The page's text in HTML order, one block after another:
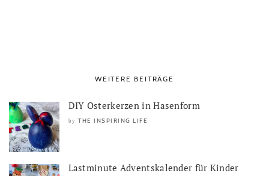
WEITERE BEITRÄGE
DIY Osterkerzen in Hasenform
by THE INSPIRING LIFE
Lastminute Adventskalender für Kinder